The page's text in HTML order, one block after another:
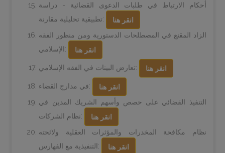
أحكام الارتباط في طلبات الدعوى القضائية - دراسة
تطبيقية تحليلية مقارنة:
انقر هنا
الزاد المقنع في المصطلحات الدستورية ومن منظور الفقه
الإسلامي:
انقر هنا
تعارض البينات في الفقه الإسلامي: انقر هنا
في مدارج القضاء:
انقر هنا
التنفيذ القضائي على حصص وأسهم الشريك المدين في
نظام الشركات:
انقر هنا
نظام مكافحة المخدرات والمؤثرات العقلية ولائحته
التنفيذية مع الفهارس:
انقر هنا